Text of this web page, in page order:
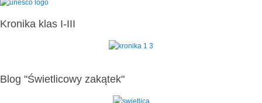
Kronika klas I-III
Blog "Świetlicowy zakątek"